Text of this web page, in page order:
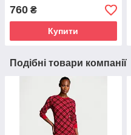
760 ₴
Купити
Подібні товари компанії